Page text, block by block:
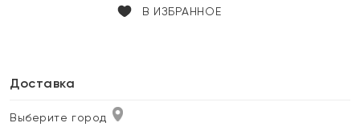
В ИЗБРАННОЕ
Доставка
Выберите город